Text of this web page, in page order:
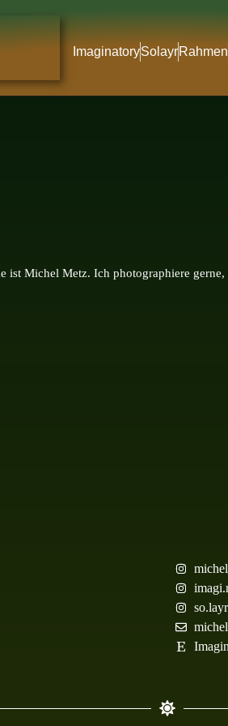
ImaginatorySolayrRahmen
ist Michel Metz. Ich photographiere
so.layr